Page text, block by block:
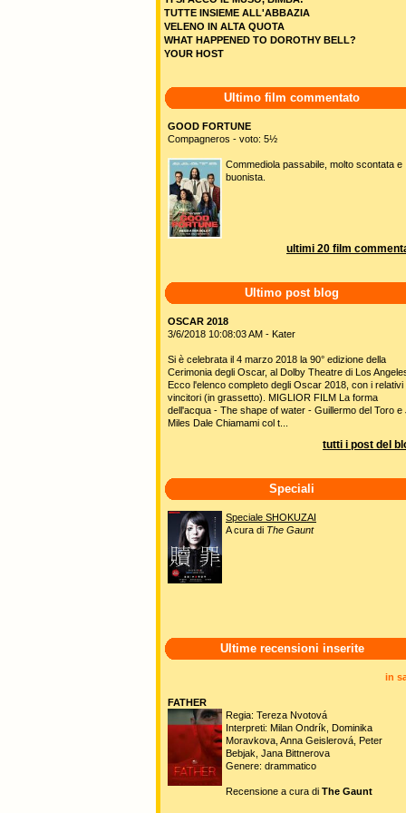
TUTTE INSIEME ALL'ABBAZIA
VELENO IN ALTA QUOTA
WHAT HAPPENED TO DOROTHY BELL?
YOUR HOST
Ultimo film commentato
GOOD FORTUNE
Compagneros - voto: 5½
Commediola passabile, molto scontata e
buonista.
ultimi 20 film
Ultimo post blog
OSCAR 2018
3/6/2018 10:08:03 AM - Kater
Si è celebrata il 4 marzo 2018 la 90° edizione della
Cerimonia degli Oscar, al Dolby Theatre di Los
Ecco l'elenco completo degli Oscar 2018, con i relativi
vincitori (in grassetto). MIGLIOR FILM La forma
dell'acqua - The shape of water - Guillermo del Toro e
Miles Dale Chiamami col t...
tutti i post del
Speciali
Speciale SHOKUZAI
A cura di The Gaunt
Ultime recensioni inserite
in
FATHER
Regia: Tereza Nvotová
Interpreti: Milan Ondrík, Dominika
Moravkova, Anna Geislerová, Peter
Bebjak, Jana Bittnerova
Genere: drammatico
Recensione a cura di The Gaunt